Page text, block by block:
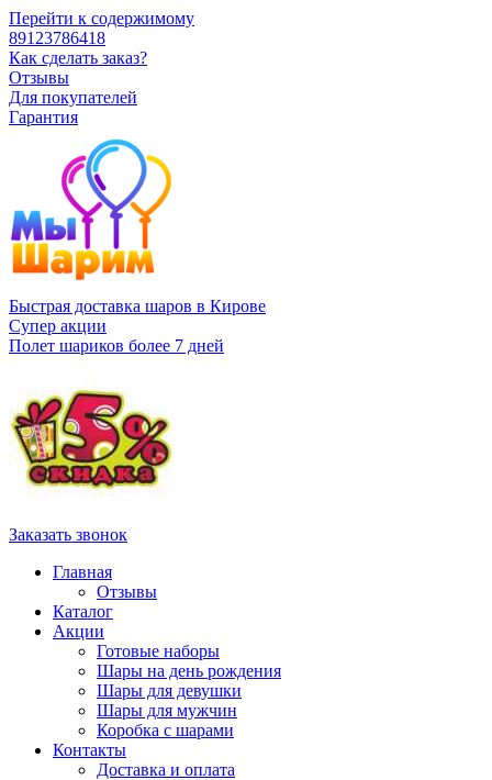
Перейти к содержимому
89123786418
Как сделать заказ?
Отзывы
Для покупателей
Гарантия
Быстрая доставка шаров в Кирове
Супер акции
Полет шариков более 7 дней
Заказать звонок
Главная
Отзывы
Каталог
Акции
Готовые наборы
Шары на день рождения
Шары для девушки
Шары для мужчин
Коробка с шарами
Контакты
Доставка и оплата